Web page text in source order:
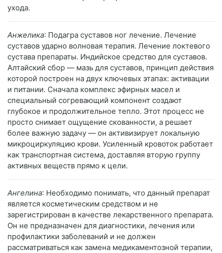
ухода.
Анжелика: Подагра суставов ног лечение. Лечение
суставов ударно волновая терапия. Лечение локтевого
сустава препараты. Индийское средство для суставов.
Алтайский сбор — мазь для суставов, принцип действия
которой построен на двух ключевых этапах: активации
и питании. Сначала комплекс эфирных масел и
специальный согревающий компонент создают
глубокое и продолжительное тепло. Этот процесс не
просто снимает ощущение скованности, а решает
более важную задачу — он активизирует локальную
микроциркуляцию крови. Усиленный кровоток работает
как транспортная система, доставляя вторую группу
активных веществ прямо к цели.
Ангелина: Необходимо понимать, что данный препарат
является косметическим средством и не
зарегистрирован в качестве лекарственного препарата.
Он не предназначен для диагностики, лечения или
профилактики заболеваний и не должен
рассматриваться как замена медикаментозной терапии,